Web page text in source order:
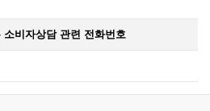
비자상담 관련 전화번호